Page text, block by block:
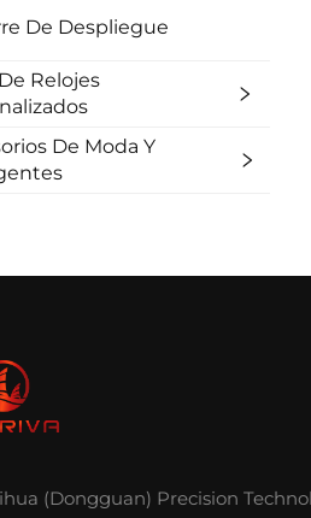
De Despliegue
Relojes
De Moda Y
(Dongguan) Precision